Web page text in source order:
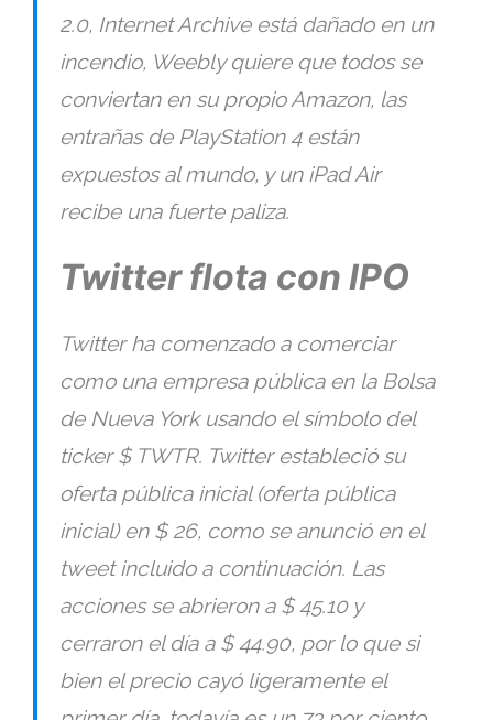
2.0, Internet Archive está dañado en un
incendio, Weebly quiere que todos se
conviertan en su propio Amazon, las
entrañas de PlayStation 4 están
expuestos al mundo, y un iPad Air
recibe una fuerte paliza.
Twitter flota con IPO
Twitter ha comenzado a comerciar
como una empresa pública en la Bolsa
de Nueva York usando el símbolo del
ticker$ TWTR. Twitter estableció su
oferta pública inicial (oferta pública
inicial) en $ 26, como se anunció en el
tweet incluido a continuación. Las
acciones se abrieron a $ 45.10 y
cerraron el día a $ 44.90, por lo que si
bien el precio cayó ligeramente el